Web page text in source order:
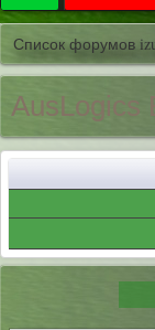
Список форумов
AusLogics